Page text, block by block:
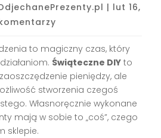
| lut 16,
to magiczny czas, który
Świąteczne DIY to
pieniędzy, ale
stworzenia czegoś
Własnoręcznie wykonane
mają w sobie to „coś”, czego
sklepie.